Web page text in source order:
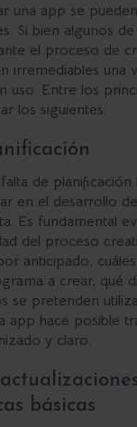
una app se
Si bien algunos
el proceso de
irremediables una
uso. Entre los
los siguientes:
de planificación
en el desarrollo
Es fundamental
del proceso
anticipado,
a crear, qué
se pretenden
app hace posible
y claro.
básicas